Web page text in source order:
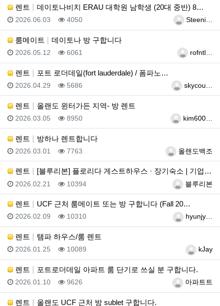
렌트 데이토나비치 ERAU 대학원 남학생 (20대 중반) 8…
등록자Steeni…
등록일
2026.06.03 조회
4050
룸메이트 데이토나 방 구합니다
등록자rofntl…
등록일
2026.05.12 조회
6061
렌트 포트 로더데일(fort lauderdale) / 폼파노…
등록자skycou…
등록일
2026.04.29 조회
5686
렌트 올랜도 윈터가든 지역- 방 렌트
등록자kim600…
등록일
2026.03.05 조회
8950
렌트 방하나 렌트합니다
등록자올랜도백조
등록일
2026.03.01 조회
7763
렌트 [블루리본] 플로리다 게스트하우스 · 장기숙소 | 기업…
등록자블루리본
등록일
2026.02.21 조회
10394
렌트 UCF 근처 룸메이트 또는 방 구합니다 (Fall 20…
등록자hyunjy…
등록일
2026.02.09 조회
10310
렌트 탬파 하우스/룸 렌트
등록자kJay
등록일
2026.01.25 조회
10089
렌트 포트로더데일 아파트 룸 단기로 쓰실 분 구합니다.
등록자아파트트
등록일
2026.01.10 조회
9626
렌트 올랜도 UCF 근처 방 sublet 구합니다.